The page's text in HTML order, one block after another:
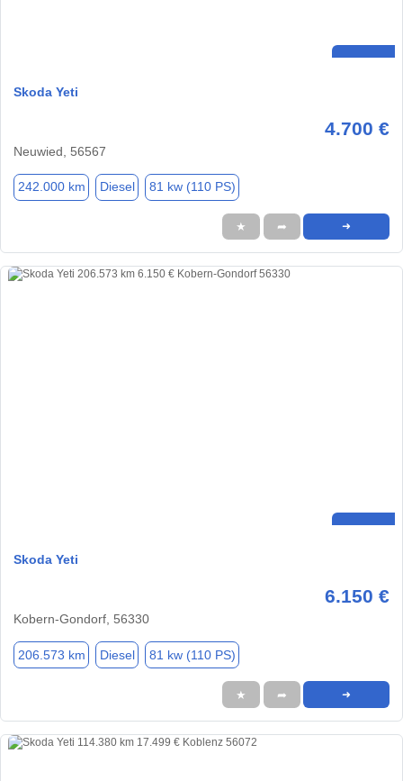
Skoda Yeti
4.700 €
Neuwied, 56567
242.000 km Diesel 81 kw (110 PS)
★ ➦ ➜
Skoda Yeti
6.150 €
Kobern-Gondorf, 56330
206.573 km Diesel 81 kw (110 PS)
★ ➦ ➜